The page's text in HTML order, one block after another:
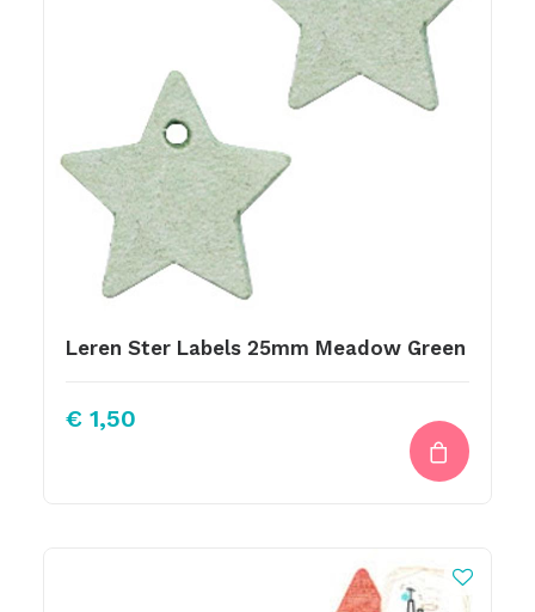
Leren Ster Labels 25mm Meadow Green
€ 1,50